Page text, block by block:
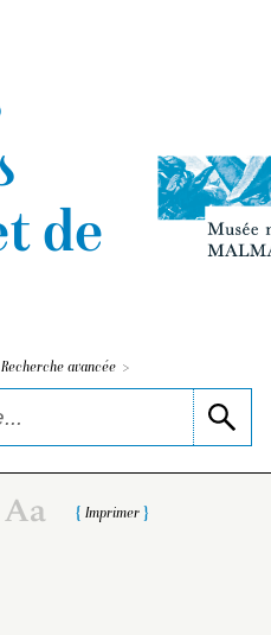
de
Recherche avancée >
Imprimer